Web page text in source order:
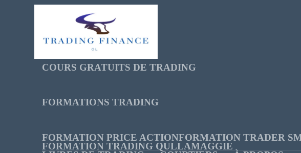
COURS GRATUITS DE TRADING
FORMATIONS TRADING
FORMATION PRICE ACTIONFORMATION TRADER
FORMATION TRADING QULLAMAGGIE